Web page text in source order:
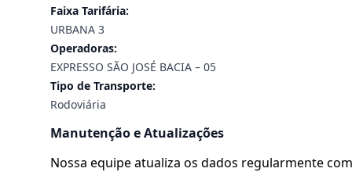
Faixa Tarifária:
URBANA 3
Operadoras:
EXPRESSO SÃO JOSÉ BACIA – 05
Tipo de Transporte:
Rodoviária
Manutenção e Atualizações
Nossa equipe atualiza os dados regularmente